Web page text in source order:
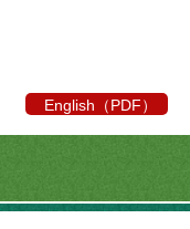
English（PDF）